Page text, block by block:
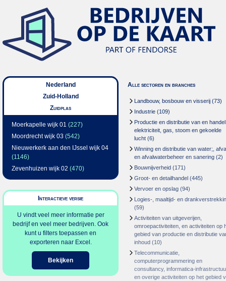
Nederland
Zuid-Holland
Zuidplas
Moerkapelle wijk 01 (227)
Moordrecht wijk 03 (542)
Nieuwerkerk aan den IJssel wijk 04
(1146)
Zevenhuizen wijk 02 (470)
Interactieve versie
U vindt veel meer informatie per
bedrijf en veel meer bedrijven. Ook
kunt u filters toepassen en
exporteren naar Excel.
Bekijken
Alle sectoren en branches
Landbouw, bosbouw en visserij (73)
Industrie (109)
Productie en distributie van en
elektriciteit, gas, stoom en gekoelde
lucht (6)
Winning en distributie van water;,
en afvalwaterbeheer en sanering (2)
Bouwnijverheid (171)
Groot- en detailhandel (445)
Vervoer en opslag (94)
Logies-, maaltijd- en
(59)
Activiteiten van uitgeverijen,
omroepactiviteiten, en activiteiten op
gebied van productie en distributie
inhoud (10)
Telecommunicatie,
computerprogrammering en
consultancy, informatica-
en overige activiteiten op het gebied